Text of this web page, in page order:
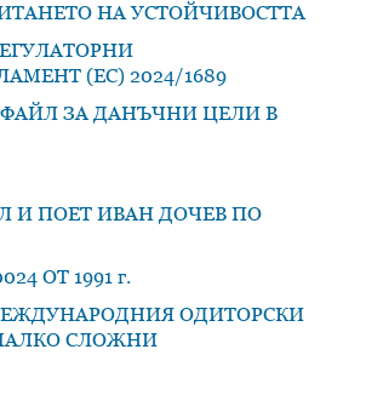
НА УСТОЙЧИВОСТТА
(ЕС) 2024/1689
ЗА ДАНЪЧНИ ЦЕЛИ В
И ПОЕТ ИВАН ДОЧЕВ ПО
ОТ 1991 г.
ОДИТОРСКИ
СЛОЖНИ